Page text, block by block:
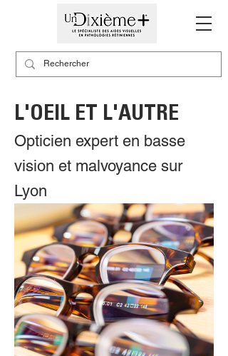
L'OEIL ET L'AUTRE
Opticien expert en basse
vision et malvoyance sur
Lyon